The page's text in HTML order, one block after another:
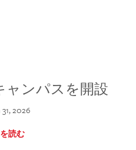
ャンパスを開設
2026
読む